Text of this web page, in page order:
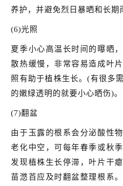
养护，并避免烈日暴晒和长期
(6)光照
夏季小心高温长时间的曝晒
散热缓慢，非常容易造成叶
照有助于植株生长。(有很多
的嫩绿透明的就要小心晒伤)。
(7)翻盆
由于玉露的根系会分泌酸性
老化中空，可每年春季或秋
发现植株生长停滞，叶片干
苗滺苩应及时翻盆整理根系